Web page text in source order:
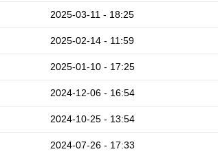
2025-03-11 - 18:25
2025-02-14 - 11:59
2025-01-10 - 17:25
2024-12-06 - 16:54
2024-10-25 - 13:54
2024-07-26 - 17:33